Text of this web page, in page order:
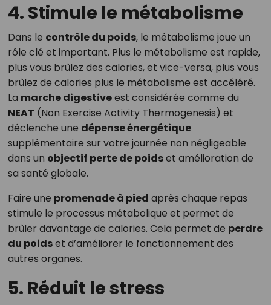
4. Stimule le métabolisme
Dans le contrôle du poids, le métabolisme joue un
rôle clé et important. Plus le métabolisme est rapide,
plus vous brûlez des calories, et vice-versa, plus vous
brûlez de calories plus le métabolisme est accéléré.
La marche digestiveest considérée comme du
NEAT (Non Exercise Activity Thermogenesis) et
déclenche une dépense énergétique
supplémentaire sur votre journée non négligeable
dans un objectif perte de poidset amélioration de
sa santé globale.
Faire une promenade à pied après chaque repas
stimule le processus métabolique et permet de
brûler davantage de calories. Cela permet de perdre
du poidset d’améliorer le fonctionnement des
autres organes.
5. Réduit le stress